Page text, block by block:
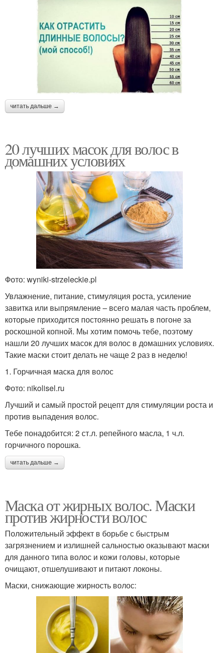
читать дальше →
20 лучших масок для волос в
домашних условиях
Фото: wyniki-strzeleckie.pl
Увлажнение, питание, стимуляция роста, усиление
завитка или выпрямление – всего малая часть проблем,
которые приходится постоянно решать в погоне за
роскошной копной. Мы хотим помочь тебе, поэтому
нашли 20 лучших масок для волос в домашних условиях.
Такие маски стоит делать не чаще 2 раз в неделю!
1. Горчичная маска для волос
Фото: nikolisel.ru
Лучший и самый простой рецепт для стимуляции роста и
против выпадения волос.
Тебе понадобится: 2 ст.л. репейного масла, 1 ч.л.
горчичного порошка.
читать дальше →
Маска от жирных волос. Маски
против жирности волос
Положительный эффект в борьбе с быстрым
загрязнением и излишней сальностью оказывают маски
для данного типа волос и кожи головы, которые
очищают, отшелушивают и питают локоны.
Маски, снижающие жирность волос: